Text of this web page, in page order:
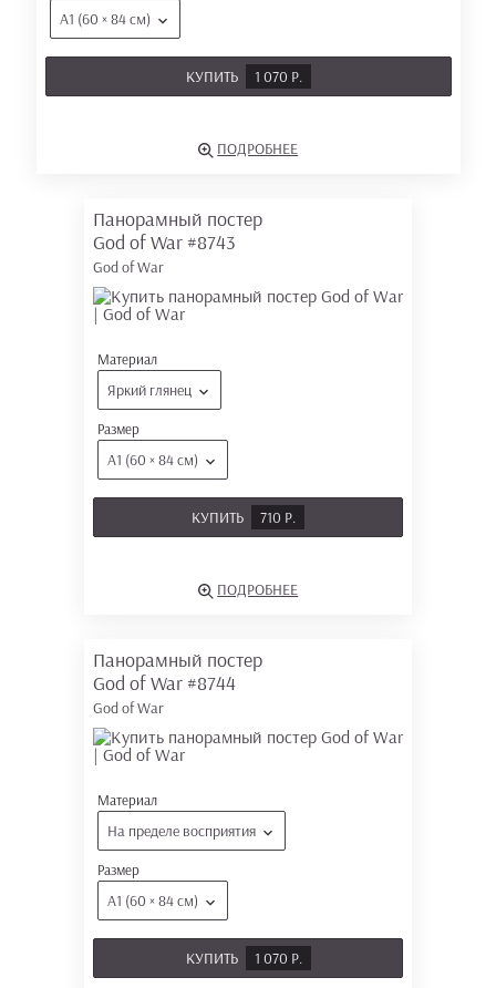
А1 (60 × 84 см)
КУПИТЬ 1 070 Р.
ПОДРОБНЕЕ
Панорамный постер
God of War #8743
God of War
Материал
Яркий глянец
Размер
А1 (60 × 84 см)
КУПИТЬ 710 Р.
ПОДРОБНЕЕ
Панорамный постер
God of War #8744
God of War
Материал
На пределе восприятия
Размер
А1 (60 × 84 см)
КУПИТЬ 1 070 Р.